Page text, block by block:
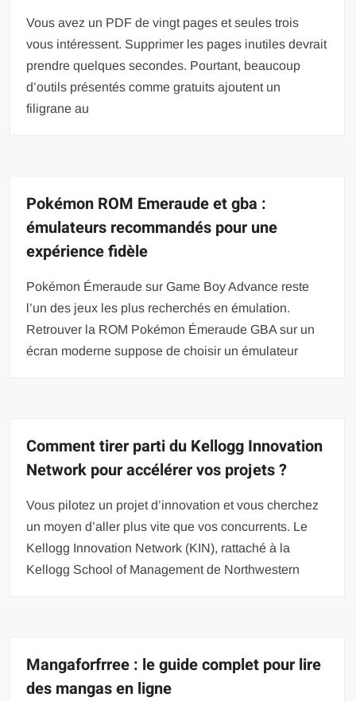
Vous avez un PDF de vingt pages et seules trois
vous intéressent. Supprimer les pages inutiles devrait
prendre quelques secondes. Pourtant, beaucoup
d’outils présentés comme gratuits ajoutent un
filigrane au
Pokémon ROM Emeraude et gba :
émulateurs recommandés pour une
expérience fidèle
Pokémon Émeraude sur Game Boy Advance reste
l’un des jeux les plus recherchés en émulation.
Retrouver la ROM Pokémon Émeraude GBA sur un
écran moderne suppose de choisir un émulateur
Comment tirer parti du Kellogg Innovation
Network pour accélérer vos projets ?
Vous pilotez un projet d’innovation et vous cherchez
un moyen d’aller plus vite que vos concurrents. Le
Kellogg Innovation Network (KIN), rattaché à la
Kellogg School of Management de Northwestern
Mangaforfrree : le guide complet pour lire
des mangas en ligne